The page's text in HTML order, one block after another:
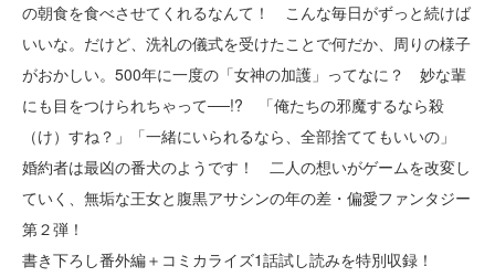
の朝食を食べさせてくれるなんて！ こんな毎日がずっと続けば
いいな。だけど、洗礼の儀式を受けたことで何だか、周りの様子
がおかしい。500年に一度の「女神の加護」ってなに？ 妙な輩
にも目をつけられちゃって──!? 「俺たちの邪魔するなら殺
（け）すね？」「一緒にいられるなら、全部捨ててもいいの」
婚約者は最凶の番犬のようです！ 二人の想いがゲームを改変し
ていく、無垢な王女と腹黒アサシンの年の差・偏愛ファンタジー
第２弾！
書き下ろし番外編＋コミカライズ1話試し読みを特別収録！